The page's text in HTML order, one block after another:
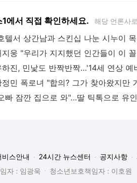
1에서 직접 확인하세요. 해당 언론사
스안내 24시간 뉴스센터 공지사항
자 : 임광욱
청소년보호책임자 : 이호원